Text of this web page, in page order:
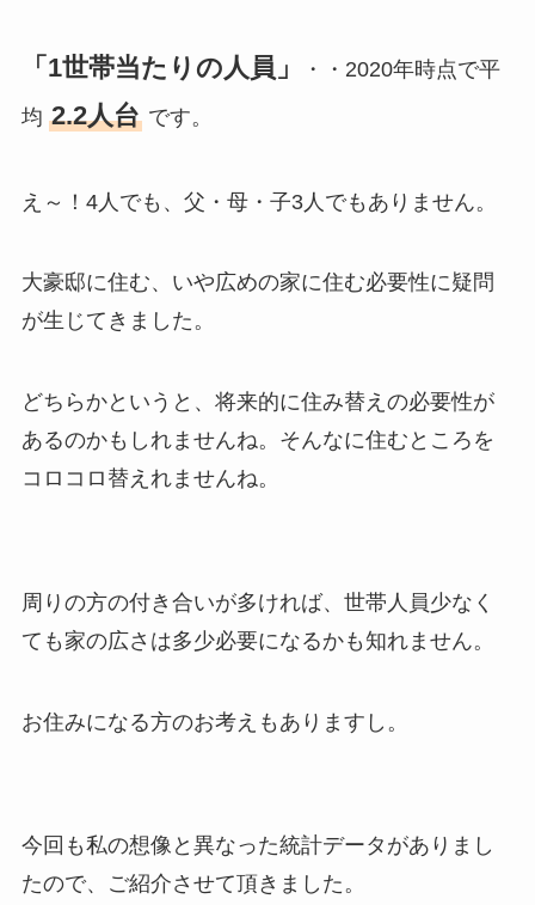
「1世帯当たりの人員」
・・2020年時点で平
均 2.2人台です。
え～！4人でも、父・母・子3人でもありません。
大豪邸に住む、いや広めの家に住む必要性に疑問
が生じてきました。
どちらかというと、将来的に住み替えの必要性が
あるのかもしれませんね。そんなに住むところを
コロコロ替えれませんね。
周りの方の付き合いが多ければ、世帯人員少なく
ても家の広さは多少必要になるかも知れません。
お住みになる方のお考えもありますし。
今回も私の想像と異なった統計データがありまし
たので、ご紹介させて頂きました。